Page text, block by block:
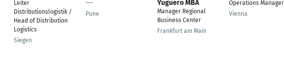
Leiter
Distributionslogistik /
Head of Distribution
Logistics
Siegen
---
Pune
Yuguero MBA
Manager Regional
Business Center
Frankfurt am Main
Operations Manager
Vienna